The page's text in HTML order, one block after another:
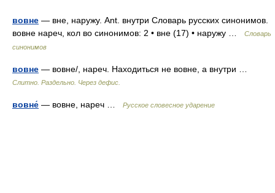
вовне — вне, наружу. Ant. внутри Словарь русских синонимов.
вовне нареч, кол во синонимов: 2 • вне (17) • наружу …
Словарь
синонимов
вовне — вовне/, нареч. Находиться не вовне, а внутри …
Слитно. Раздельно. Через дефис.
вовне́ — вовне, нареч … Русское словесное ударение